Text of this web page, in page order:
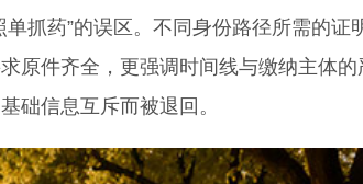
单抓药”的误区。不同身份路径所需的证
原件齐全，更强调时间线与缴纳主体的
础信息互斥而被退回。